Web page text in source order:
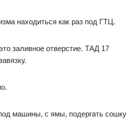
находиться как раз под ГТЦ.
заливное отверстие. ТАД 17
машины, с ямы, подергать сошку